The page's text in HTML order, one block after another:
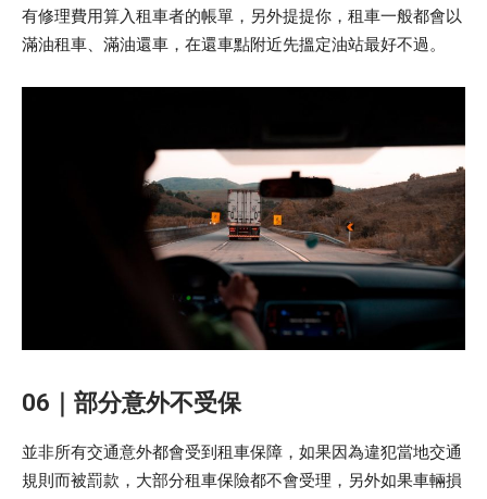
有修理費用算入租車者的帳單，另外提提你，租車一般都會以
滿油租車、滿油還車，在還車點附近先搵定油站最好不過。
06｜部分意外不受保
並非所有交通意外都會受到租車保障，如果因為違犯當地交通
規則而被罰款，大部分租車保險都不會受理，另外如果車輛損